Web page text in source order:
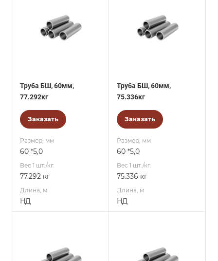
Труба БШ, 60мм,
77.292кг
Заказать
Размер, мм
60 *5,0
Вес 1 шт./кг.
77.292 кг
Длина, м
НД
Труба БШ, 60мм,
75.336кг
Заказать
Размер, мм
60 *5,0
Вес 1 шт./кг.
75.336 кг
Длина, м
НД